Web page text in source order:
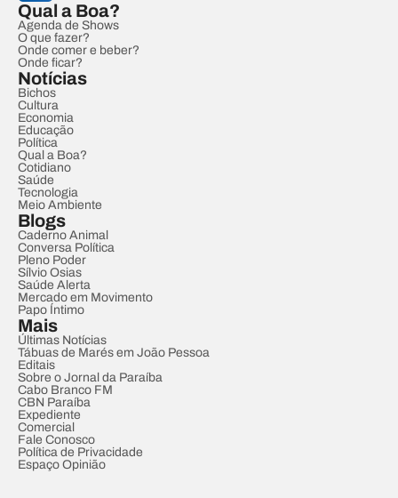
Qual a Boa?
Agenda de Shows
O que fazer?
Onde comer e beber?
Onde ficar?
Notícias
Bichos
Cultura
Economia
Educação
Política
Qual a Boa?
Cotidiano
Saúde
Tecnologia
Meio Ambiente
Blogs
Caderno Animal
Conversa Política
Pleno Poder
Sílvio Osias
Saúde Alerta
Mercado em Movimento
Papo Íntimo
Mais
Últimas Notícias
Tábuas de Marés em João Pessoa
Editais
Sobre o Jornal da Paraíba
Cabo Branco FM
CBN Paraíba
Expediente
Comercial
Fale Conosco
Política de Privacidade
Espaço Opinião